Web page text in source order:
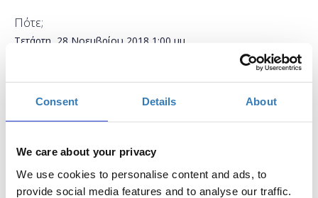
Consent Details About
We care about your privacy
We use cookies to personalise content and ads, to
provide social media features and to analyse our traffic.
Πότε;
Τετάρτη, 28 Νοεμβρίου 2018 1:00 μμ
H2B HUB, Ηράκλειο
Συμμετοχή Η περίοδος εγγραφών έχει λήξει.